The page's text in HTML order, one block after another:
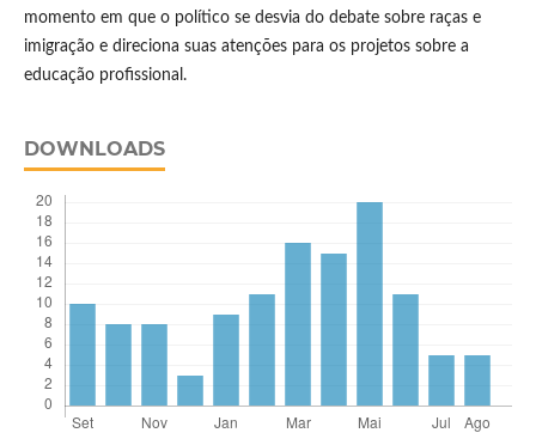
momento em que o político se desvia do debate sobre raças e
imigração e direciona suas atenções para os projetos sobre a
educação profissional.
DOWNLOADS